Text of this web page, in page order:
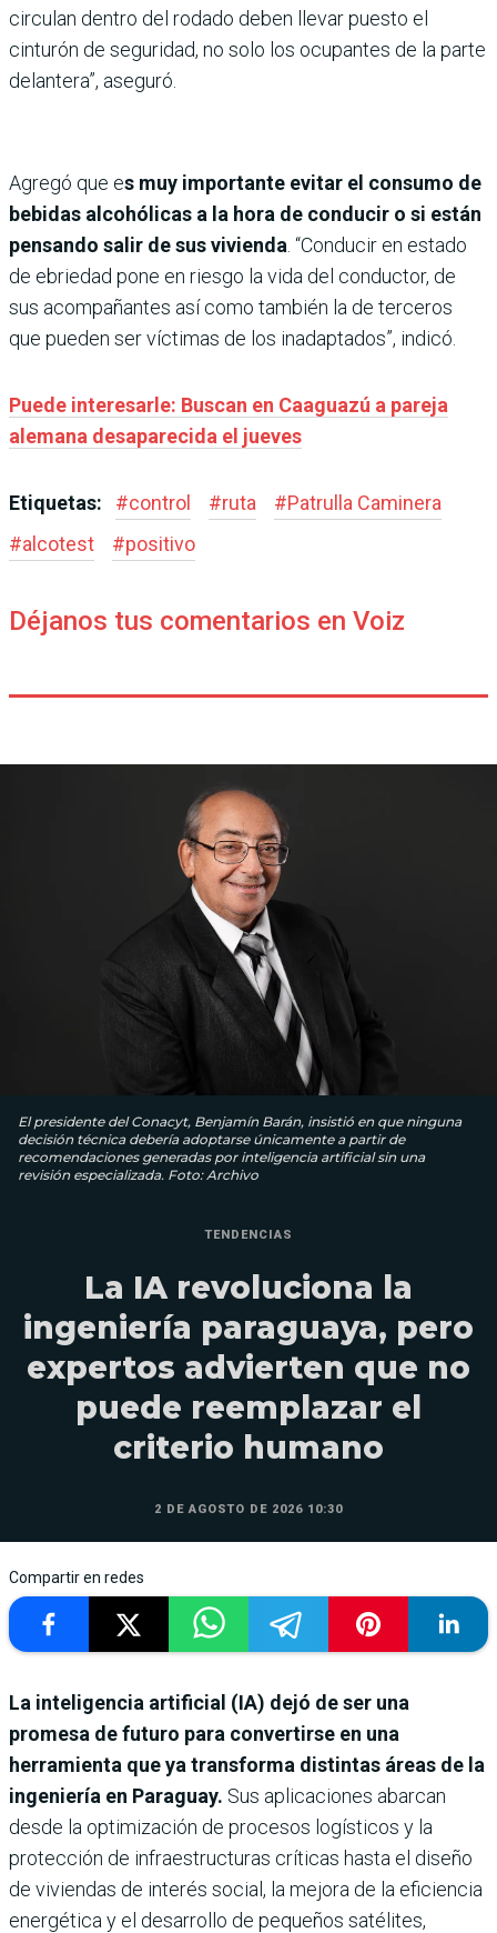
circulan dentro del rodado deben llevar puesto el
cinturón de seguridad, no solo los ocupantes de la parte
delantera”, aseguró.
Agregó que es muy importante evitar el consumo de
bebidas alcohólicas a la hora de conducir o si están
pensando salir de sus vivienda . “Conducir en estado
de ebriedad pone en riesgo la vida del conductor, de
sus acompañantes así como también la de terceros
que pueden ser víctimas de los inadaptados”, indicó.
Puede interesarle: Buscan en Caaguazú a pareja
alemana desaparecida el jueves
Etiquetas: #control #ruta #Patrulla Caminera
#alcotest #positivo
Déjanos tus comentarios en Voiz
El presidente del Conacyt, Benjamín Barán, insistió en que ninguna
decisión técnica debería adoptarse únicamente a partir de
recomendaciones generadas por inteligencia artificial sin una
revisión especializada. Foto: Archivo
TENDENCIAS
La IA revoluciona la
ingeniería paraguaya, pero
expertos advierten que no
puede reemplazar el
criterio humano
2 DE AGOSTO DE 2026 10:30
Compartir en redes
La inteligencia artificial (IA) dejó de ser una
promesa de futuro para convertirse en una
herramienta que ya transforma distintas áreas de la
ingeniería en Paraguay. Sus aplicaciones abarcan
desde la optimización de procesos logísticos y la
protección de infraestructuras críticas hasta el diseño
de viviendas de interés social, la mejora de la eficiencia
energética y el desarrollo de pequeños satélites,